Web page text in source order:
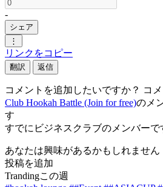
-
シェア
⋮
リンクをコピー
翻訳 返信
コメントを追加したいですか？ コ
Club Hookah Battle (Join for free)のメ
す
すでにビジネスクラブのメンバーで
あなたは興味があるかもしれません
投稿を追加
Trandingこの週